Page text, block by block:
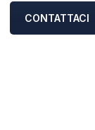
CONTATTACI